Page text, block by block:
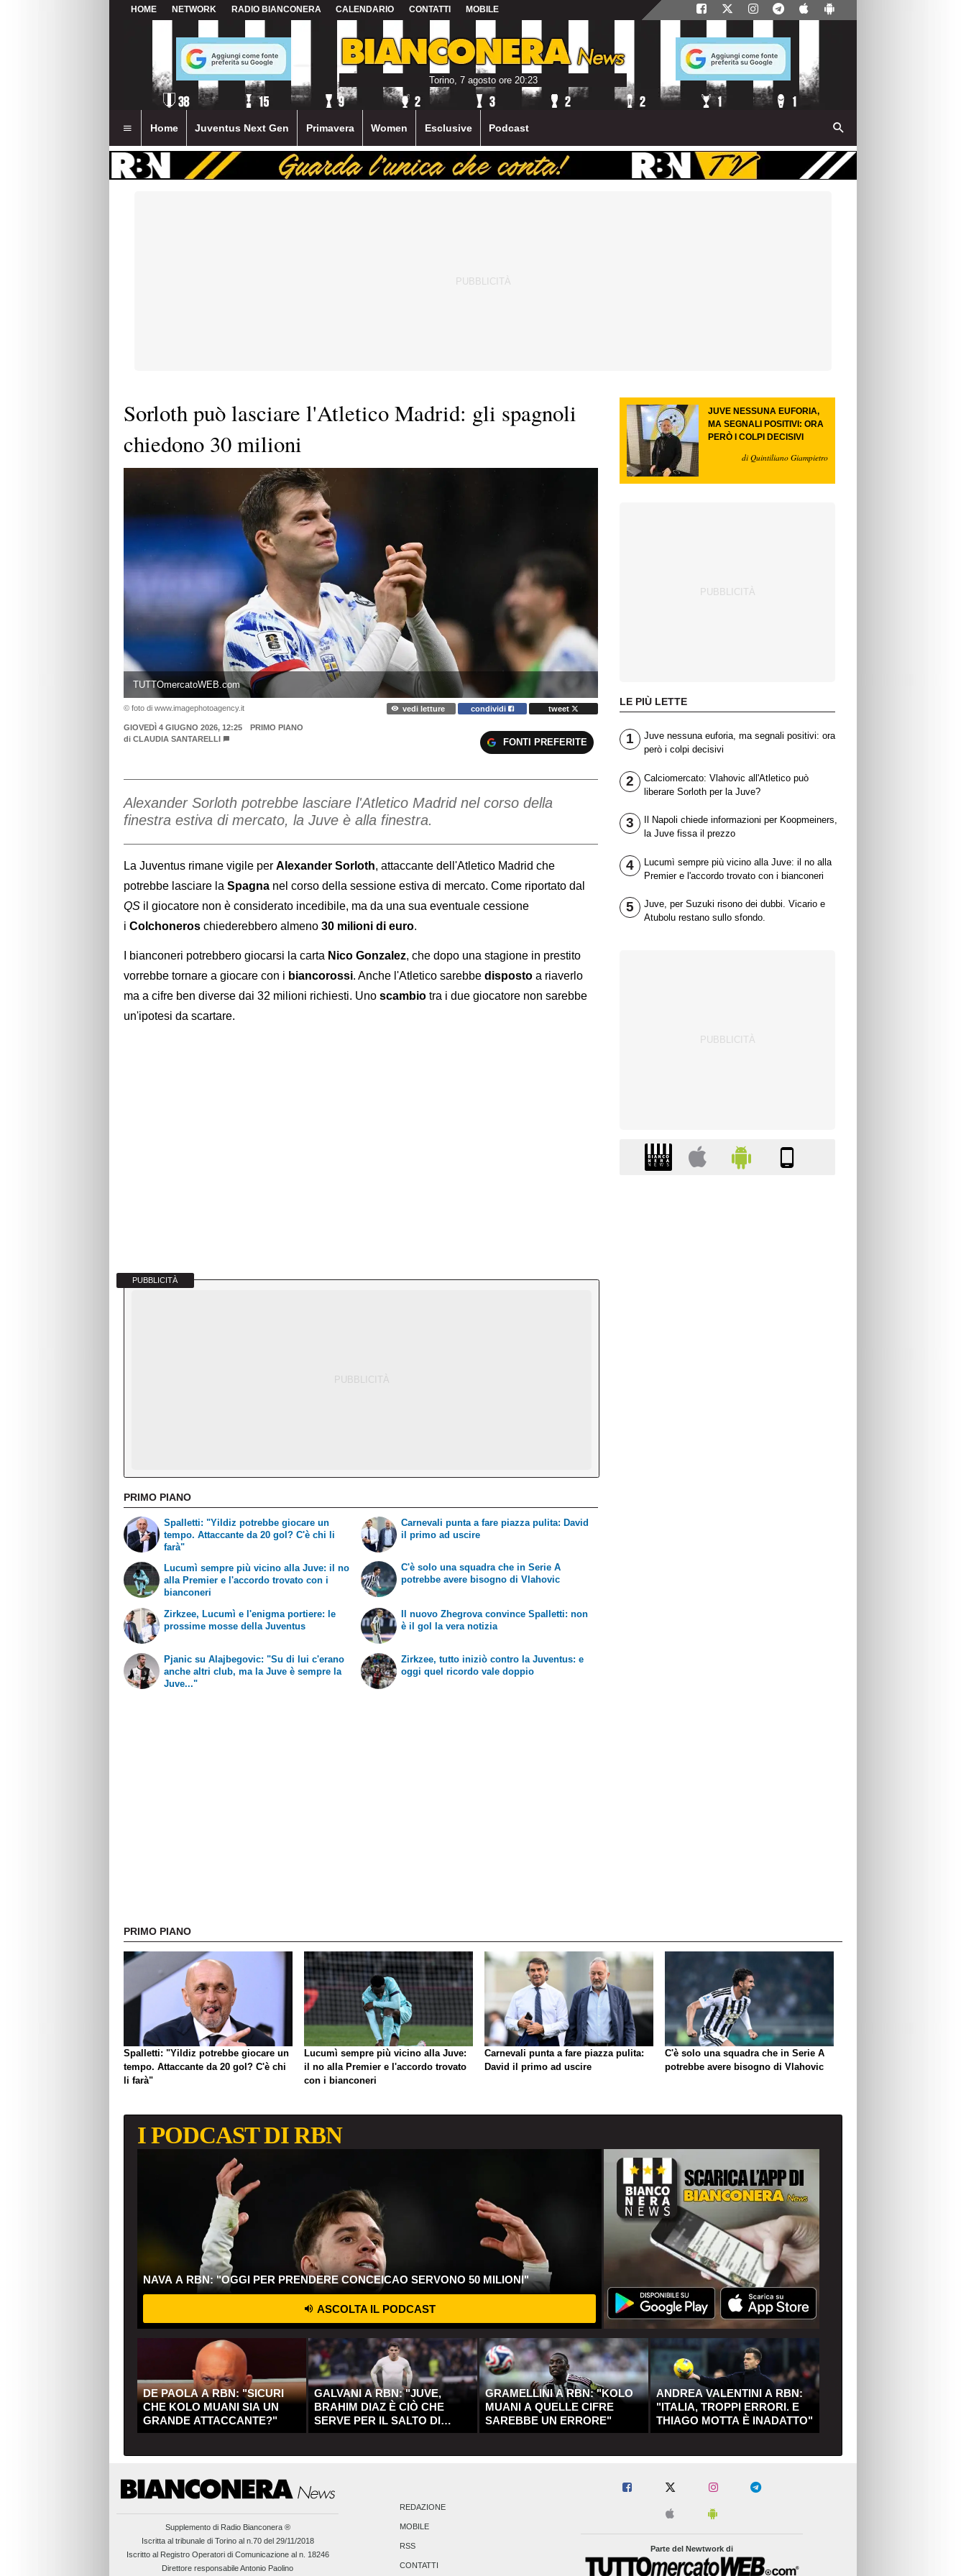
HOME NETWORK RADIO BIANCONERA CALENDARIO CONTATTI MOBILE
Torino, 7 agosto ore 20:23
Home Juventus Next Gen Primavera Women Esclusive Podcast
Sorloth può lasciare l'Atletico Madrid: gli spagnoli
chiedono 30 milioni
TUTTOmercatoWEB.com
© foto di www.imagephotoagency.it vedi letture condividi tweet
GIOVEDÌ 4 GIUGNO 2026, 12:25
PRIMO PIANO
di CLAUDIA SANTARELLI FONTI PREFERITE
Alexander Sorloth potrebbe lasciare l'Atletico Madrid nel corso della
finestra estiva di mercato, la Juve è alla finestra.
La Juventus rimane vigile per Alexander Sorloth, attaccante dell'Atletico Madrid che
potrebbe lasciare la Spagna nel corso della sessione estiva di mercato. Come riportato dal
QS il giocatore non è considerato incedibile, ma da una sua eventuale cessione
i Colchoneros chiederebbero almeno 30 milioni di euro.
I bianconeri potrebbero giocarsi la carta Nico Gonzalez, che dopo una stagione in prestito
vorrebbe tornare a giocare con i biancorossi. Anche l'Atletico sarebbe disposto a riaverlo
ma a cifre ben diverse dai 32 milioni richiesti. Uno scambio tra i due giocatore non sarebbe
un'ipotesi da scartare.
PUBBLICITÀ
PRIMO PIANO
Spalletti: "Yildiz potrebbe giocare un
tempo. Attaccante da 20 gol? C'è chi li
farà"
Lucumì sempre più vicino alla Juve: il no
alla Premier e l'accordo trovato con i
bianconeri
Carnevali punta a fare piazza pulita: David
il primo ad uscire
C'è solo una squadra che in Serie A
potrebbe avere bisogno di Vlahovic
Zirkzee, Lucumì e l'enigma portiere: le
prossime mosse della Juventus
Pjanic su Alajbegovic: "Su di lui c'erano
anche altri club, ma la Juve è sempre la
Juve..."
Il nuovo Zhegrova convince Spalletti: non
è il gol la vera notizia
Zirkzee, tutto iniziò contro la Juventus: e
oggi quel ricordo vale doppio
JUVE NESSUNA EUFORIA,
MA SEGNALI POSITIVI: ORA
PERÒ I COLPI DECISIVI
di Quintiliano Giampietro
LE PIÙ LETTE
1
Juve nessuna euforia, ma segnali positivi: ora
però i colpi decisivi
2
Calciomercato: Vlahovic all'Atletico può
liberare Sorloth per la Juve?
3
Il Napoli chiede informazioni per Koopmeiners,
la Juve fissa il prezzo
4
Lucumì sempre più vicino alla Juve: il no alla
Premier e l'accordo trovato con i bianconeri
5
Juve, per Suzuki risono dei dubbi. Vicario e
Atubolu restano sullo sfondo.
PRIMO PIANO
Spalletti: "Yildiz potrebbe giocare un
tempo. Attaccante da 20 gol? C'è chi
li farà"
Lucumì sempre più vicino alla Juve:
il no alla Premier e l'accordo trovato
con i bianconeri
Carnevali punta a fare piazza pulita:
David il primo ad uscire
C'è solo una squadra che in Serie A
potrebbe avere bisogno di Vlahovic
I PODCAST DI RBN
NAVA A RBN: "OGGI PER PRENDERE CONCEICAO SERVONO 50 MILIONI"
ASCOLTA IL PODCAST
DE PAOLA A RBN: "SICURI
CHE KOLO MUANI SIA UN
GRANDE ATTACCANTE?"
GALVANI A RBN: "JUVE,
BRAHIM DIAZ È CIÒ CHE
SERVE PER IL SALTO DI
QUALITÀ"
GRAMELLINI A RBN: "KOLO
MUANI A QUELLE CIFRE
SAREBBE UN ERRORE"
ANDREA VALENTINI A RBN:
"ITALIA, TROPPI ERRORI. E
THIAGO MOTTA È INADATTO"
Supplemento di Radio Bianconera ®
Iscritta al tribunale di Torino al n.70 del 29/11/2018
Iscritto al Registro Operatori di Comunicazione al n. 18246
Direttore responsabile Antonio Paolino
REDAZIONE
MOBILE
RSS
CONTATTI
Parte del Newtwork di